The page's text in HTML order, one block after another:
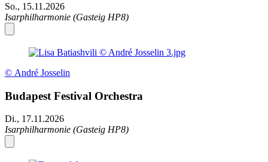
So., 15.11.2026
Isarphilharmonie (Gasteig HP8)
© André Josselin
Budapest Festival Orchestra
Di., 17.11.2026
Isarphilharmonie (Gasteig HP8)